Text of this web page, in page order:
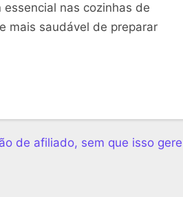
nas cozinhas de
mais saudável de preparar
de afiliado, sem que isso gere